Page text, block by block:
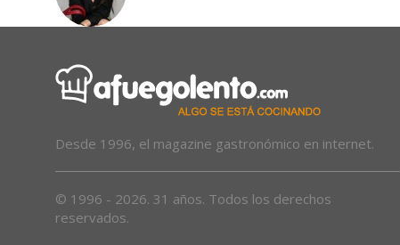
Desde 1996, el magazine gastronómico en internet.
© 1996 - 2026. 31 años. Todos los derechos
reservados.